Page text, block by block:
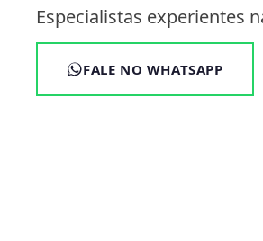
Especialistas experientes
FALE NO WHATSAPP